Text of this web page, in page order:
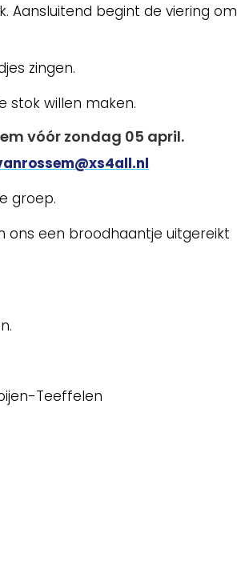
Aansluitend begint de viering om
zingen.
stok willen maken.
vóór zondag 05 april.
groep.
ons een broodhaantje uitgereikt
Teeffelen